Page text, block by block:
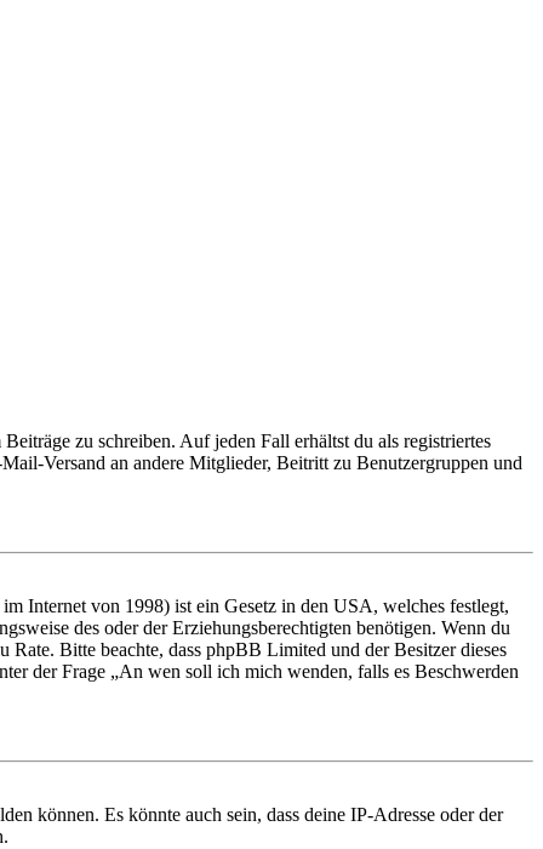
zu schreiben. Auf jeden Fall erhältst du als registriertes
Versand an andere Mitglieder, Beitritt zu Benutzergruppen und
Internet von 1998) ist ein Gesetz in den USA, welches festlegt,
des oder der Erziehungsberechtigten benötigen. Wenn du
Bitte beachte, dass phpBB Limited und der Besitzer dieses
der Frage „An wen soll ich mich wenden, falls es Beschwerden
können. Es könnte auch sein, dass deine IP-Adresse oder der